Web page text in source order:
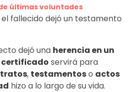
últimas voluntades
fallecido dejó un testamento
dejó una herencia en un
certificado servirá para
, testamentoso actos
hizo a lo largo de su vida.